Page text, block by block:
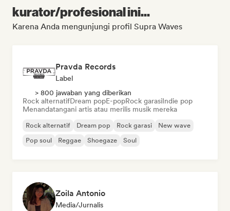
kurator/profesional ini...
Karena Anda mengunjungi profil Supra Waves
Pravda Records
Label
> 800 jawaban yang diberikan
Rock alternatifDream popE-popRock garasiIndie pop
Menandatangani artis atau merilis musik mereka
Rock alternatif Dream pop Rock garasi
New wave
Pop soul
Reggae Shoegaze Soul
Zoila Antonio
Media/Jurnalis